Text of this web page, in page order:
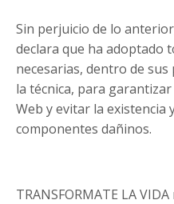
Sin perjuicio de lo
declara que ha adoptado
necesarias, dentro de
la técnica, para
Web y evitar la existencia
componentes dañinos.
TRANSFORMATE LA